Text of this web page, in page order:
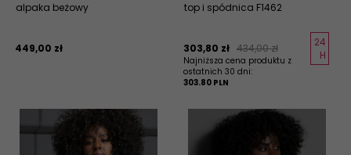
alpaka beżowy
449,00 zł
top i spódnica F1462
303,80 zł 434,00 zł
Najniższa cena produktu z
ostatnich 30 dni:
303.80 PLN
24
H